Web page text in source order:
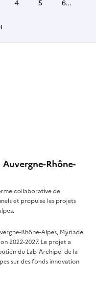
4 5 6...
suivantepage
Rhône-
collaborative de
et propulse les projets
Rhône-Alpes, Myriade
2022-2027. Le projet a
du Lab-Archipel de la
sur des fonds innovation